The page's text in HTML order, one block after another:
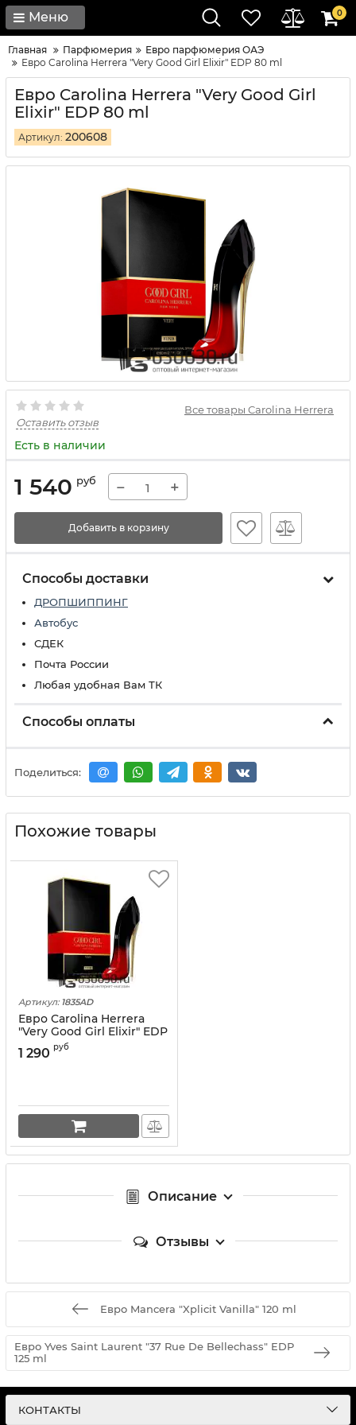
Меню 0
Главная Парфюмерия
Евро парфюмерия ОАЭ
Евро Carolina Herrera "Very Good Girl Elixir" EDP 80 ml
Евро Carolina Herrera "Very Good Girl
Elixir" EDP 80 ml
Артикул: 200608
Все товары Carolina Herrera
Оставить отзыв
Есть в наличии
1 540 руб − +
Добавить в корзину
Способы доставки
ДРОПШИППИНГ
Автобус
СДЕК
Почта России
Любая удобная Вам ТК
Способы оплаты
Поделиться:
Похожие товары
Артикул: 1835AD
Евро Carolina Herrera
"Very Good Girl Elixir" EDP
80 ml оптом
1 290 руб
Описание
Отзывы
Евро Mancera "Xplicit Vanilla" 120 ml
Евро Yves Saint Laurent "37 Rue De Bellechass" EDP
125 ml
КОНТАКТЫ